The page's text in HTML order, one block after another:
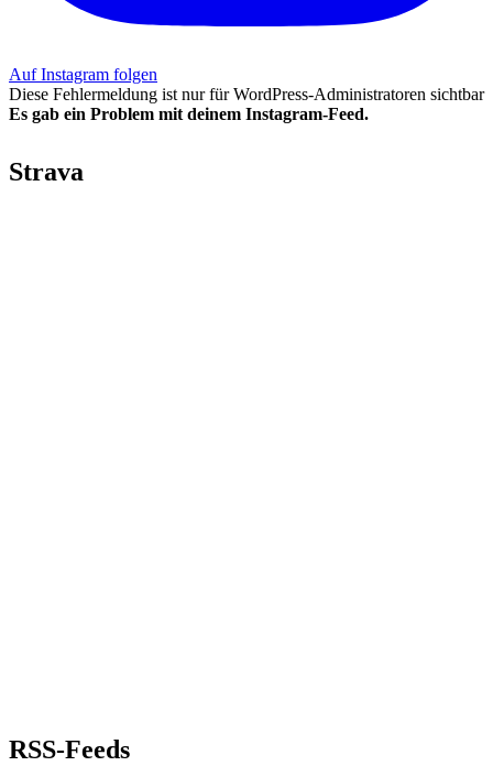
Auf Instagram folgen
Diese Fehlermeldung ist nur für WordPress-Administratoren sichtbar
Es gab ein Problem mit deinem Instagram-Feed.
Strava
RSS-Feeds